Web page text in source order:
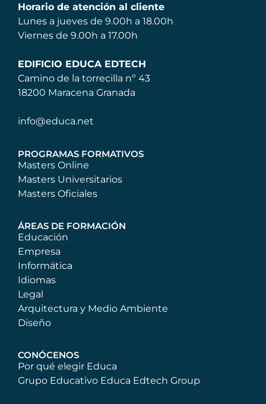
Horario de atención al cliente
Lunes a jueves de 9.00h a 18.00h
Viernes de 9.00h a 17.00h
EDIFICIO EDUCA EDTECH
Camino de la torrecilla nº 43
18200 Maracena Granada
info@educa.net
PROGRAMAS FORMATIVOS
Masters Online
Masters Universitarios
Masters Oficiales
ÁREAS DE FORMACIÓN
Educación
Empresa
Informática
Idiomas
Legal
Arquitectura y Medio Ambiente
Diseño
CONÓCENOS
Por qué elegir Educa
Grupo Educativo Educa Edtech Group